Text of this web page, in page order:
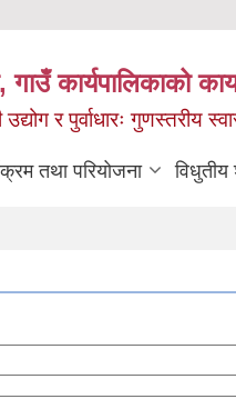
गाउँ कार्यपालिकाको
र पुर्वाधारः गुणस्तरीय
तथा परियोजना